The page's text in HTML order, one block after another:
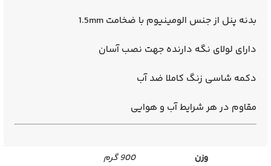
بدنه پنل از جنس الومینیوم با ضخامت 1.5mm
دارای لولای نگه دارنده جهت نصب آسان
دکمه شاسی زنگ کاملا ضد آب
مقاوم در هر شرایط آب و هوایی
وزن
900 گرم